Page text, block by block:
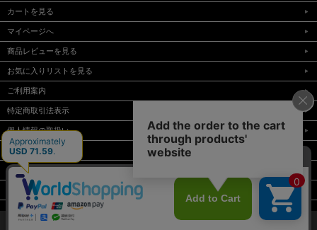
カートを見る
マイページへ
商品レビューを見る
お気に入りリストを見る
ご利用案内
特定商取引法表示
個人情報の取扱い
サイトマップ
メルマガ登録
お問い合わせ
表示：スマートフォン｜PC